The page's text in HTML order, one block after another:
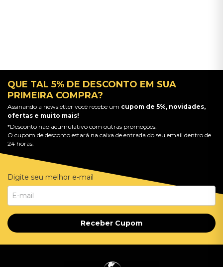
QUE TAL 5% DE DESCONTO EM SUA
PRIMEIRA COMPRA?
Assinando a newsletter você recebe um cupom de 5%, novidades,
ofertas e muito mais!
*Desconto não acumulativo com outras promoções.
O cupom de desconto estará na caixa de entrada do seu email dentro de
24 horas.
Digite seu melhor e-mail
Receber Cupom